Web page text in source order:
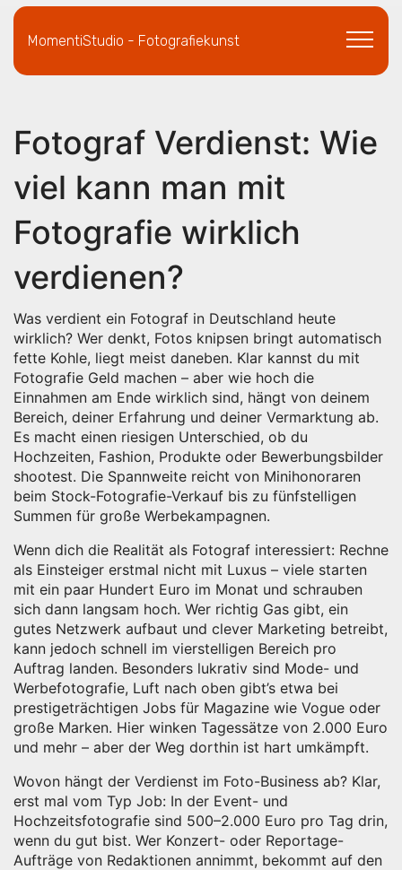
MomentiStudio - Fotografiekunst
Fotograf Verdienst: Wie
viel kann man mit
Fotografie wirklich
verdienen?
Was verdient ein Fotograf in Deutschland heute
wirklich? Wer denkt, Fotos knipsen bringt automatisch
fette Kohle, liegt meist daneben. Klar kannst du mit
Fotografie Geld machen – aber wie hoch die
Einnahmen am Ende wirklich sind, hängt von deinem
Bereich, deiner Erfahrung und deiner Vermarktung ab.
Es macht einen riesigen Unterschied, ob du
Hochzeiten, Fashion, Produkte oder Bewerbungsbilder
shootest. Die Spannweite reicht von Minihonoraren
beim Stock-Fotografie-Verkauf bis zu fünfstelligen
Summen für große Werbekampagnen.
Wenn dich die Realität als Fotograf interessiert: Rechne
als Einsteiger erstmal nicht mit Luxus – viele starten
mit ein paar Hundert Euro im Monat und schrauben
sich dann langsam hoch. Wer richtig Gas gibt, ein
gutes Netzwerk aufbaut und clever Marketing betreibt,
kann jedoch schnell im vierstelligen Bereich pro
Auftrag landen. Besonders lukrativ sind Mode- und
Werbefotografie, Luft nach oben gibt’s etwa bei
prestigeträchtigen Jobs für Magazine wie Vogue oder
große Marken. Hier winken Tagessätze von 2.000 Euro
und mehr – aber der Weg dorthin ist hart umkämpft.
Wovon hängt der Verdienst im Foto-Business ab? Klar,
erst mal vom Typ Job: In der Event- und
Hochzeitsfotografie sind 500–2.000 Euro pro Tag drin,
wenn du gut bist. Wer Konzert- oder Reportage-
Aufträge von Redaktionen annimmt, bekommt auf den